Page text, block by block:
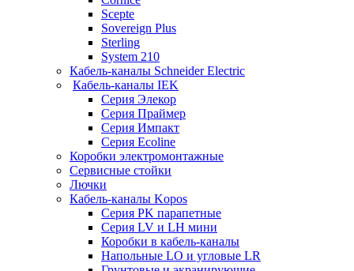
Scepte
Sovereign Plus
Sterling
System 210
Кабель-каналы Schneider Electric
Кабель-каналы IEK
Серия Элекор
Серия Праймер
Серия Импакт
Серия Ecoline
Коробки электромонтажные
Сервисные стойки
Лючки
Кабель-каналы Kopos
Серия PK парапетные
Серия LV и LH мини
Коробки в кабель-каналы
Напольные LO и угловые LR